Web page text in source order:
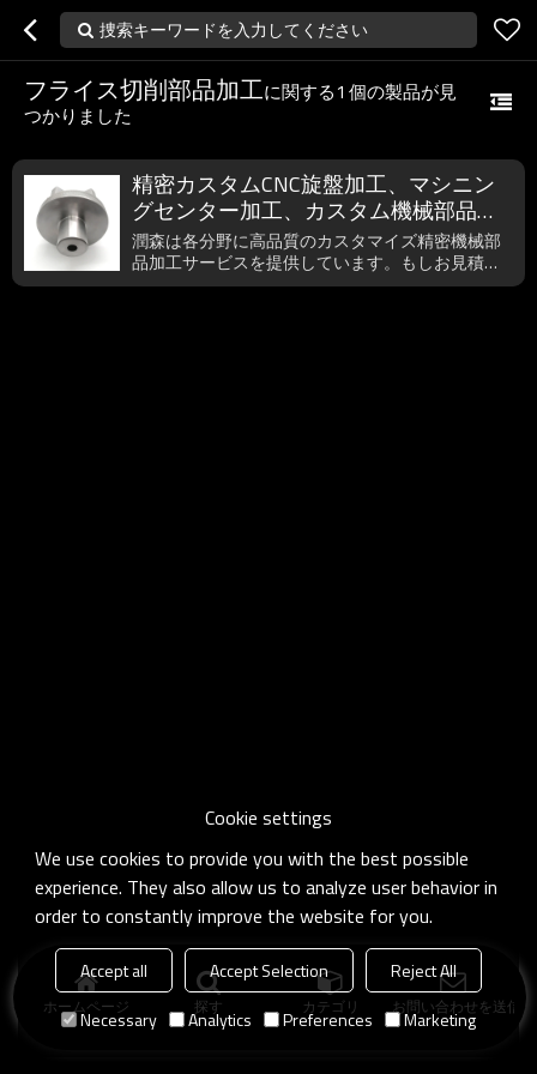
捜索キーワードを入力してください
フライス切削部品加工に関する1 個の製品が見
つかりました
精密カスタムCNC旋盤加工、マシニン
グセンター加工、カスタム機械部品加
工
潤森は各分野に高品質のカスタマイズ精密機械部
品加工サービスを提供しています。もしお見積依
頼などのご要望がございましたら、いつでもご遠
ホームページ 探す カテゴリ お問い合わせを送信
Cookie settings
We use cookies to provide you with the best possible
experience. They also allow us to analyze user behavior in
order to constantly improve the website for you.
Accept all Accept Selection
Reject All
Necessary
Analytics Preferences Marketing